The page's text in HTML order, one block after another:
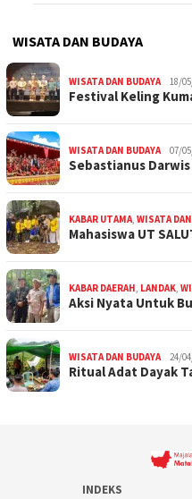
WISATA DAN BUDAYA
WISATA DAN BUDAYA 18/
Festival Keling
WISATA DAN BUDAYA 07/
Sebastianus
KABAR UTAMA, WISATA
Mahasiswa UT
KABAR DAERAH, LANDAK,
Aksi Nyata Untuk
WISATA DAN BUDAYA 24/
Ritual Adat Dayak
INDEKS